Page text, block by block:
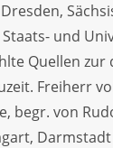
und
Quellen zur
Freiherr
begr. von